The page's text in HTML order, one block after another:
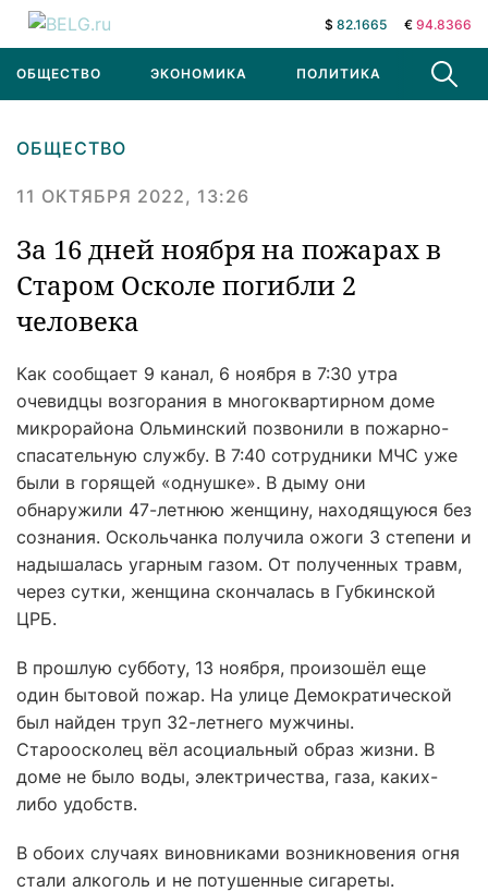
$ 82.1665 € 94.8366
ОБЩЕСТВО ЭКОНОМИКА ПОЛИТИКА В МИРЕ
ОБЩЕСТВО
11 ОКТЯБРЯ 2022, 13:26
За 16 дней ноября на пожарах в
Старом Осколе погибли 2
человека
Как сообщает 9 канал, 6 ноября в 7:30 утра
очевидцы возгорания в многоквартирном доме
микрорайона Ольминский позвонили в пожарно-
спасательную службу. В 7:40 сотрудники МЧС уже
были в горящей «однушке». В дыму они
обнаружили 47-летнюю женщину, находящуюся без
сознания. Оскольчанка получила ожоги 3 степени и
надышалась угарным газом. От полученных травм,
через сутки, женщина скончалась в Губкинской
ЦРБ.
В прошлую субботу, 13 ноября, произошёл еще
один бытовой пожар. На улице Демократической
был найден труп 32-летнего мужчины.
Староосколец вёл асоциальный образ жизни. В
доме не было воды, электричества, газа, каких-
либо удобств.
В обоих случаях виновниками возникновения огня
стали алкоголь и не потушенные сигареты.